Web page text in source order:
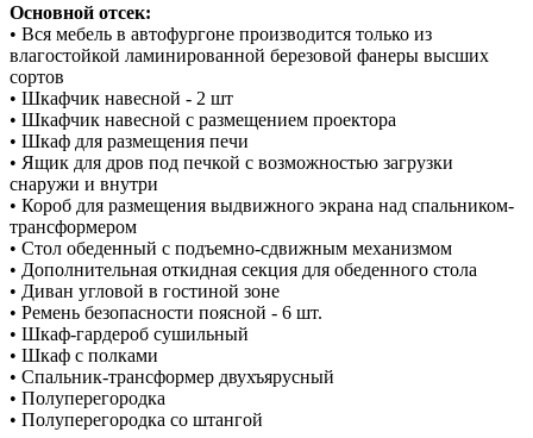
Основной отсек:
• Вся мебель в автофургоне производится только из
влагостойкой ламинированной березовой фанеры высших
сортов
• Шкафчик навесной - 2 шт
• Шкафчик навесной с размещением проектора
• Шкаф для размещения печи
• Ящик для дров под печкой с возможностью загрузки
снаружи и внутри
• Короб для размещения выдвижного экрана над спальником-
трансформером
• Стол обеденный с подъемно-сдвижным механизмом
• Дополнительная откидная секция для обеденного стола
• Диван угловой в гостиной зоне
• Ремень безопасности поясной - 6 шт.
• Шкаф-гардероб сушильный
• Шкаф с полками
• Спальник-трансформер двухъярусный
• Полуперегородка
• Полуперегородка со штангой